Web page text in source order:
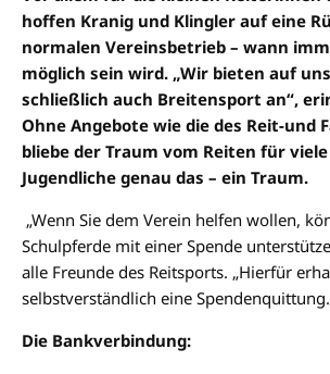
hoffen Kranig und Klingler auf eine
normalen Vereinsbetrieb – wann
möglich sein wird. „Wir bieten auf
schließlich auch Breitensport an“,
Ohne Angebote wie die des Reit-und
bliebe der Traum vom Reiten für
Jugendliche genau das – ein Traum.
„Wenn Sie dem Verein helfen wollen,
Schulpferde mit einer Spende
alle Freunde des Reitsports. „Hierfür
selbstverständlich eine
Die Bankverbindung: